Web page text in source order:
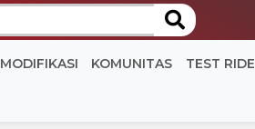
MODIFIKASI KOMUNITAS TEST RIDE